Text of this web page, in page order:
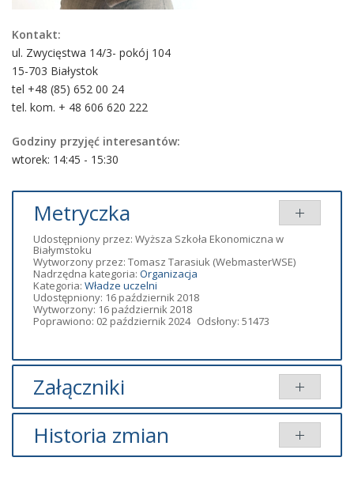
Kontakt:
ul. Zwycięstwa 14/3- pokój 104
15-703 Białystok
tel +48 (85) 652 00 24
tel. kom. + 48 606 620 222
Godziny przyjęć interesantów:
wtorek: 14:45 - 15:30
Metryczka
Udostępniony przez: Wyższa Szkoła Ekonomiczna w
Białymstoku
Wytworzony przez: Tomasz Tarasiuk (WebmasterWSE)
Nadrzędna kategoria: Organizacja
Kategoria: Władze uczelni
Udostępniony: 16 październik 2018
Wytworzony: 16 październik 2018
Poprawiono: 02 październik 2024 Odsłony: 51473
Załączniki
Brak załączników.
Historia zmian